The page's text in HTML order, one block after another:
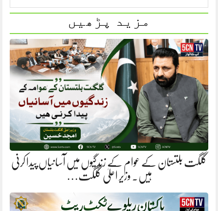
مزید پڑھیں
گلگت بلتستان کے عوام کے زندگیوں میں آسانیاں پیدا کرنی
ہیں. وزیر اعلیٰ گلگت…